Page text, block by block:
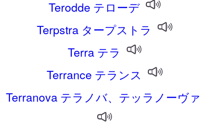
Terodde テローデ
Terpstra タープストラ
Terra テラ
Terrance テランス
Terranova テラノバ、テッラノーヴァ